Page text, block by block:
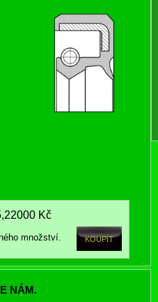
Kč
množství.
NÁM.